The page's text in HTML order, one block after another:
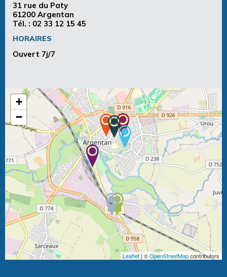
31 rue du Paty
61200 Argentan
Tél. : 02 33 12 15 45
HORAIRES
Ouvert 7j/7
+
−
Leaflet| ©OpenStreetMapcontributors